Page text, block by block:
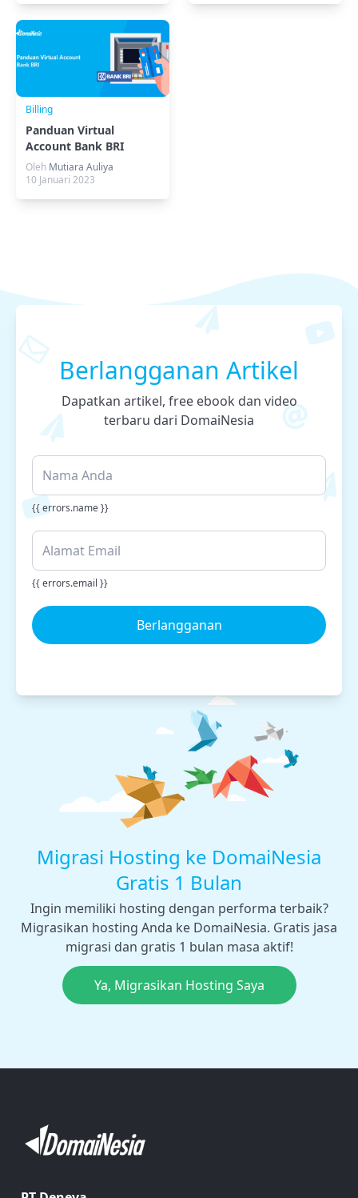
Billing
Panduan Virtual
Account Bank BRI
DomaiNesia
Oleh Mutiara Auliya
10 Januari 2023
Berlangganan Artikel
Dapatkan artikel, free ebook dan video
terbaru dari DomaiNesia
{{ errors.name }}
{{ errors.email }}
Berlangganan
Migrasi Hosting ke DomaiNesia
Gratis 1 Bulan
Ingin memiliki hosting dengan performa terbaik?
Migrasikan hosting Anda ke DomaiNesia. Gratis jasa
migrasi dan gratis 1 bulan masa aktif!
Ya, Migrasikan Hosting Saya